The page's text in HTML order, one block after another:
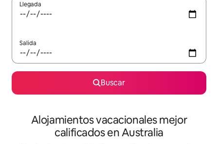
Llegada
Salida
Buscar
Alojamientos vacacionales mejor
calificados en Australia